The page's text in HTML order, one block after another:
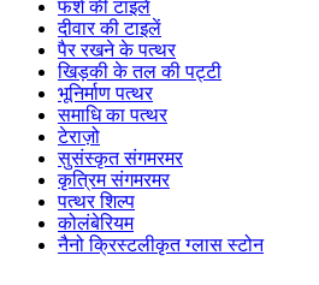
फर्श की टाइलें
दीवार की टाइलें
पैर रखने के पत्थर
खिड़की के तल की पट्टी
भूनिर्माण पत्थर
समाधि का पत्थर
टेराज़ो
सुसंस्कृत संगमरमर
कृत्रिम संगमरमर
पत्थर शिल्प
कोलंबेरियम
नैनो क्रिस्टलीकृत ग्लास स्टोन